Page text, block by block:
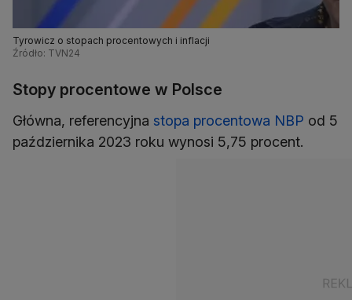
Tyrowicz o stopach procentowych i inflacji
Źródło: TVN24
Stopy procentowe w Polsce
Główna, referencyjna stopa procentowa NBP od 5
października 2023 roku wynosi 5,75 procent.